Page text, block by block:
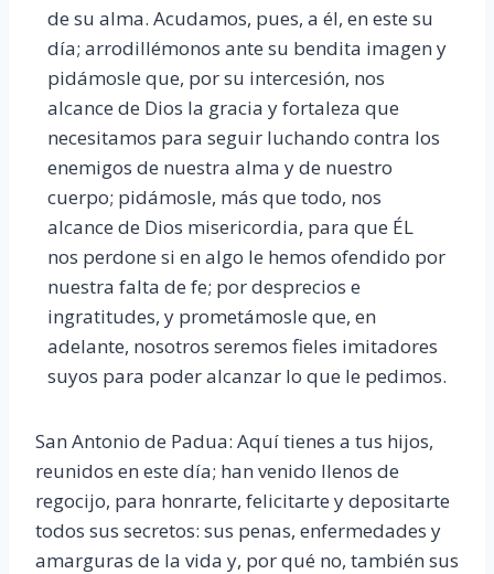
de su alma. Acudamos, pues, a él, en este su
día; arrodillémonos ante su bendita imagen y
pidámosle que, por su intercesión, nos
alcance de Dios la gracia y fortaleza que
necesitamos para seguir luchando contra los
enemigos de nuestra alma y de nuestro
cuerpo; pidámosle, más que todo, nos
alcance de Dios misericordia, para que ÉL
nos perdone si en algo le hemos ofendido por
nuestra falta de fe; por desprecios e
ingratitudes, y prometámosle que, en
adelante, nosotros seremos fieles imitadores
suyos para poder alcanzar lo que le pedimos.
San Antonio de Padua: Aquí tienes a tus hijos,
reunidos en este día; han venido llenos de
regocijo, para honrarte, felicitarte y depositarte
todos sus secretos: sus penas, enfermedades y
amarguras de la vida y, por qué no, también sus